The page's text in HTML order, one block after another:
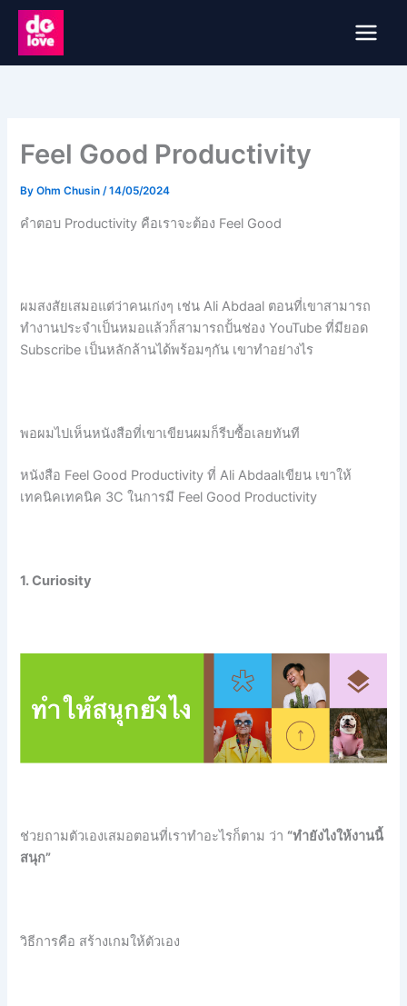
Skip
content
Feel Good Productivity
ByOhm Chusin/14/05/2024
คำตอบ Productivity คือเราจะต้อง Feel Good
ผมสงสัยเสมอแต่ว่าคนเก่งๆ เช่น Ali Abdaal ตอนที่เขาสามารถ
ทำงานประจำเป็นหมอแล้วก็สามารถปั้นช่อง YouTube ที่มียอด
Subscribe เป็นหลักล้านได้พร้อมๆกัน เขาทำอย่างไร
พอผมไปเห็นหนังสือที่เขาเขียนผมก็รีบซื้อเลยทันที
หนังสือ Feel Good Productivity ที่ Ali Abdaalเขียน เขาให้
เทคนิคเทคนิค 3C ในการมี Feel Good Productivity
1. Curiosity
ช่วยถามตัวเองเสมอตอนที่เราทำอะไรก็ตาม ว่า “ทำยังไงให้งานนี้
สนุก”
วิธีการคือ สร้างเกมให้ตัวเอง